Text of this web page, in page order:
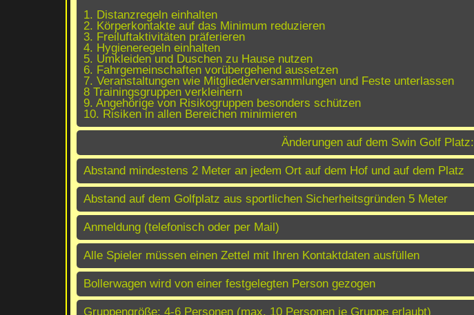
1. Distanzregeln einhalten
2. Körperkontakte auf das Minimum reduzieren
3. Freiluftaktivitäten präferieren
4. Hygieneregeln einhalten
5. Umkleiden und Duschen zu Hause nutzen
6. Fahrgemeinschaften vorübergehend aussetzen
7. Veranstaltungen wie Mitgliederversammlungen und Feste unterlassen
8 Trainingsgruppen verkleinern
9. Angehörige von Risikogruppen besonders schützen
10. Risiken in allen Bereichen minimieren
Änderungen auf dem Swin Golf Platz:
Abstand mindestens 2 Meter an jedem Ort auf dem Hof und auf dem Platz
Abstand auf dem Golfplatz aus sportlichen Sicherheitsgründen 5 Meter
Anmeldung (telefonisch oder per Mail)
Alle Spieler müssen einen Zettel mit Ihren Kontaktdaten ausfüllen
Bollerwagen wird von einer festgelegten Person gezogen
Gruppengröße: 4-6 Personen (max. 10 Personen je Gruppe erlaubt)